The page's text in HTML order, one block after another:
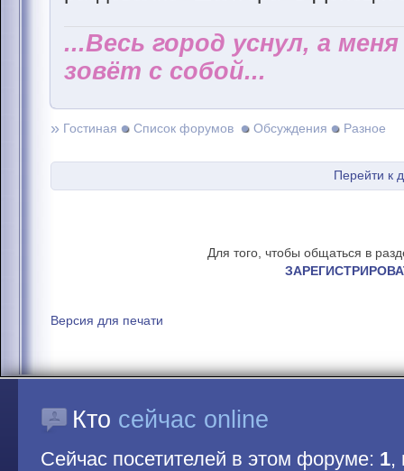
...Весь город уснул, а
зовёт с собой...
» Гостиная Список форумов Обсуждения Разное
Перейти к
Для того, чтобы общаться в
Версия для печати
Кто сейчас online
Сейчас посетителей в этом форуме: 1,